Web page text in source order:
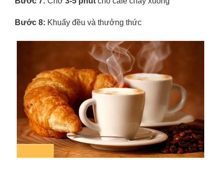
Bước 8: Khuấy đều và thưởng thức